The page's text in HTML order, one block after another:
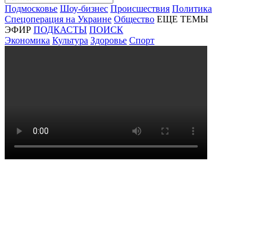
Подмосковье Шоу-бизнес Происшествия Политика
Спецоперация на Украине Общество ЕЩЕ ТЕМЫ
ЭФИР ПОДКАСТЫ ПОИСК
Экономика Культура Здоровье Спорт